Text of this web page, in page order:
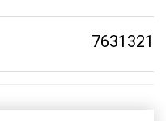
7631321